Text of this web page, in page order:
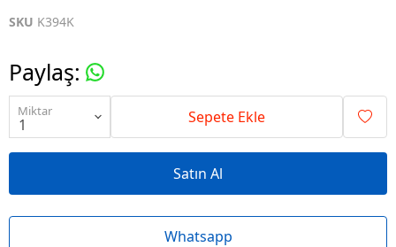
SKU K394K
Paylaş:
Miktar Sepete Ekle
Satın Al
Whatsapp